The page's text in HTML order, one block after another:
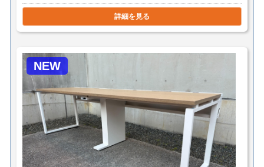
詳細を見る
NEW